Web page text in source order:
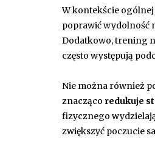
W kontekście
poprawić wydolność
Dodatkowo, trening
często występują
Nie można również
znacząco redukuje
fizycznego
zwiększyć poczucie